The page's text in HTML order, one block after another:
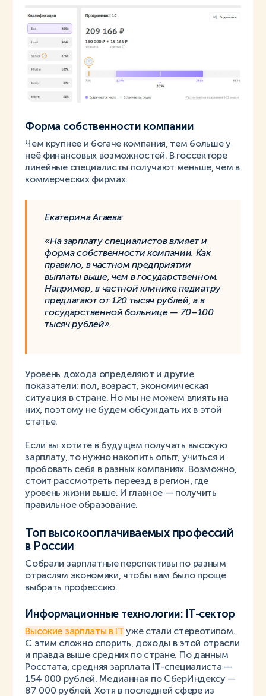
Форма собственности компании
Чем крупнее и богаче компания, тем больше у
неё финансовых возможностей. В госсекторе
линейные специалисты получают меньше, чем в
коммерческих фирмах.
Екатерина Агаева:
«На зарплату специалистов влияет и
форма собственности компании. Как
правило, в частном предприятии
выплаты выше, чем в государственном.
Например, в частной клинике педиатру
предлагают от 120 тысяч рублей, а в
государственной больнице — 70–100
тысяч рублей».
Уровень дохода определяют и другие
показатели: пол, возраст, экономическая
ситуация в стране. Но мы не можем влиять на
них, поэтому не будем обсуждать их в этой
статье.
Если вы хотите в будущем получать высокую
зарплату, то нужно накопить опыт, учиться и
пробовать себя в разных компаниях. Возможно,
стоит рассмотреть переезд в регион, где
уровень жизни выше. И главное — получить
правильное образование.
Топ высокооплачиваемых профессий
в России
Собрали зарплатные перспективы по разным
отраслям экономики, чтобы вам было проще
выбрать профессию.
Информационные технологии: IT-сектор
Высокие зарплаты в IT уже стали стереотипом.
С этим сложно спорить, доходы в этой отрасли
и правда выше средних по стране. По данным
Росстата, средняя зарплата IT-специалиста —
154 000 рублей. Медианная по СберИндексу —
87 000 рублей. Хотя в последней сфере из